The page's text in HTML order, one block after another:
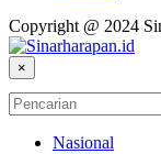
Copyright @ 2024
×
Nasional